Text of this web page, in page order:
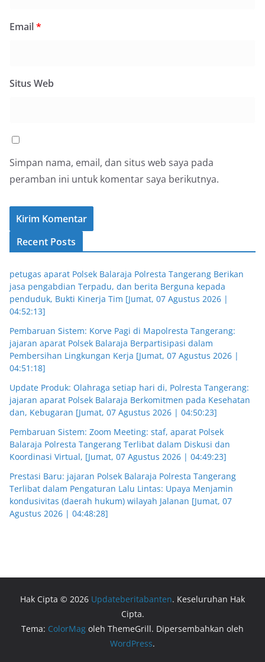
Email*
Situs Web
Simpan nama, email, dan situs web saya pada
peramban ini untuk komentar saya berikutnya.
Recent Posts
petugas aparat Polsek Balaraja Polresta Tangerang Berikan
jasa pengabdian Terpadu, dan berita Berguna kepada
penduduk, Bukti Kinerja Tim [Jumat, 07 Agustus 2026 |
04:52:13]
Pembaruan Sistem: Korve Pagi di Mapolresta Tangerang:
jajaran aparat Polsek Balaraja Berpartisipasi dalam
Pembersihan Lingkungan Kerja [Jumat, 07 Agustus 2026 |
04:51:18]
Update Produk: Olahraga setiap hari di, Polresta Tangerang:
jajaran aparat Polsek Balaraja Berkomitmen pada Kesehatan
dan, Kebugaran [Jumat, 07 Agustus 2026 | 04:50:23]
Pembaruan Sistem: Zoom Meeting: staf, aparat Polsek
Balaraja Polresta Tangerang Terlibat dalam Diskusi dan
Koordinasi Virtual, [Jumat, 07 Agustus 2026 | 04:49:23]
Prestasi Baru: jajaran Polsek Balaraja Polresta Tangerang
Terlibat dalam Pengaturan Lalu Lintas: Upaya Menjamin
kondusivitas (daerah hukum) wilayah Jalanan [Jumat, 07
Agustus 2026 | 04:48:28]
Hak Cipta © 2026 Updateberitabanten. Keseluruhan Hak
Cipta.
Tema: ColorMag oleh ThemeGrill. Dipersembahkan oleh
WordPress.